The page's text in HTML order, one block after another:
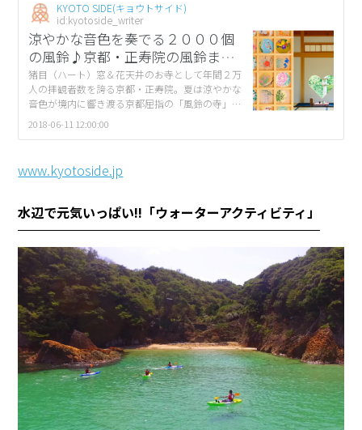
KYOTO SIDE(キョウトサイド)
id:kyotoside_writer
涼やかな音色を奏でる２０００個
の風鈴♪京都・正寿院の風鈴まつ
り
猪目（ハート）窓＆花天井のお寺として年間２万
人の拝観者数を誇る京都・正寿院。夏は涼やかな
音色が境内に響き渡る京都屈指の「風鈴の寺」と
があります」と副住職から一報をいただきまし
2018-06-11 12:00:00
www.kyotoside.jp
水辺で元気いっぱい!!「ウォーターアクティビティ」